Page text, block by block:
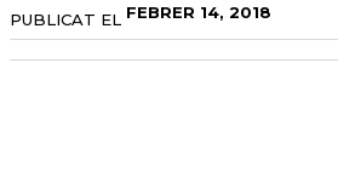
PUBLICAT EL FEBRER 14, 2018